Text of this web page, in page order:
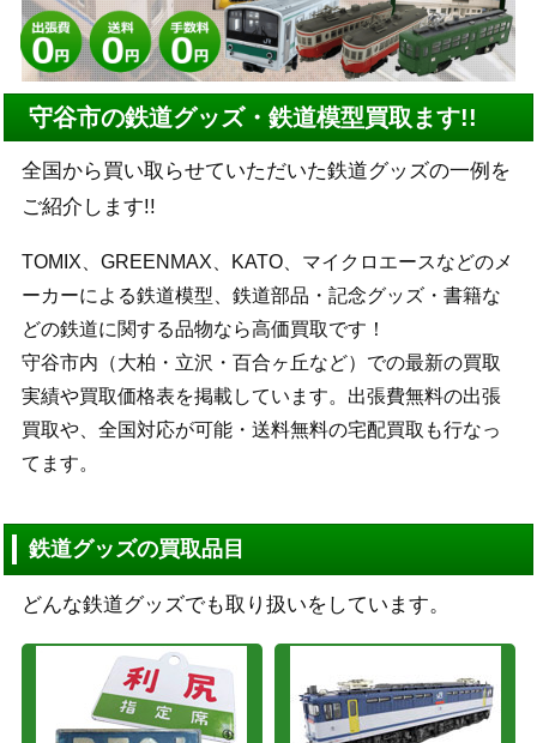
守谷市の鉄道グッズ・鉄道模型買取ます!!
全国から買い取らせていただいた鉄道グッズの一例を
ご紹介します!!
TOMIX、GREENMAX、KATO、マイクロエースなどのメ
ーカーによる鉄道模型、鉄道部品・記念グッズ・書籍な
どの鉄道に関する品物なら高価買取です！
守谷市内（大柏・立沢・百合ヶ丘など）での最新の買取
実績や買取価格表を掲載しています。出張費無料の出張
買取や、全国対応が可能・送料無料の宅配買取も行なっ
てます。
鉄道グッズの買取品目
どんな鉄道グッズでも取り扱いをしています。